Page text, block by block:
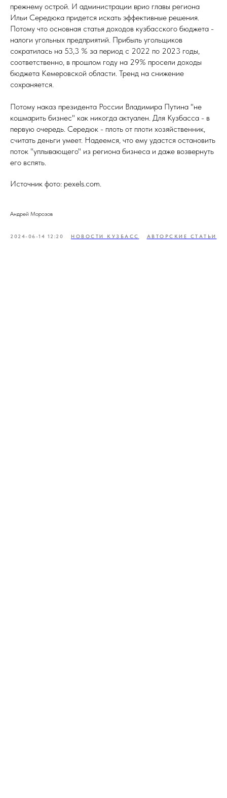
прежнему острой. И администрации врио главы региона
Ильи Середюка придется искать эффективные решения.
Потому что основная статья доходов кузбасского бюджета -
налоги угольных предприятий. Прибыль угольщиков
сократилась на 53,3 % за период с 2022 по 2023 годы,
соответственно, в прошлом году на 29% просели доходы
бюджета Кемеровской области. Тренд на снижение
сохраняется.
Потому наказ президента России Владимира Путина "не
кошмарить бизнес" как никогда актуален. Для Кузбасса - в
первую очередь. Середюк - плоть от плоти хозяйственник,
считать деньги умеет. Надеемся, что ему удастся остановить
поток "уплывающего" из региона бизнеса и даже возвернуть
его вспять.
Источник фото: pexels.com.
Андрей Морозов
2024-06-14 12:20 НОВОСТИ КУЗБАСС АВТОРСКИЕ СТАТЬИ